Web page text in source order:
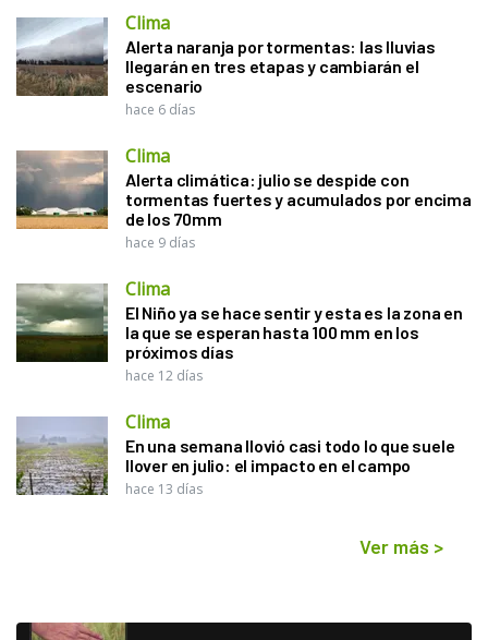
Clima
Alerta naranja por tormentas: las lluvias
llegarán en tres etapas y cambiarán el
escenario
hace 6 días
Clima
Alerta climática: julio se despide con
tormentas fuertes y acumulados por encima
de los 70mm
hace 9 días
Clima
El Niño ya se hace sentir y esta es la zona en
la que se esperan hasta 100 mm en los
próximos días
hace 12 días
Clima
En una semana llovió casi todo lo que suele
llover en julio: el impacto en el campo
hace 13 días
Ver más >